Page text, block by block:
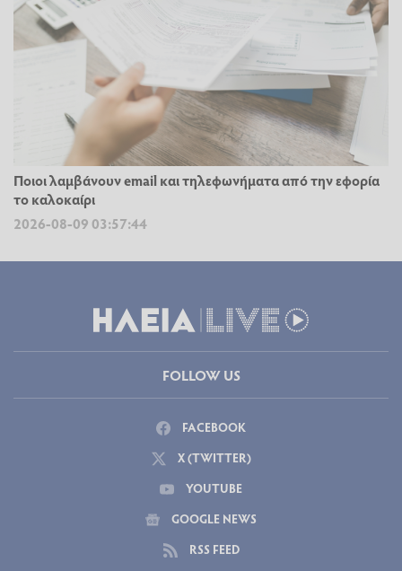
Ποιοι λαμβάνουν email και τηλεφωνήματα από την εφορία
το καλοκαίρι
2026-08-09 03:57:44
FOLLOW US
FACEBOOK
X (TWITTER)
YOUTUBE
GOOGLE NEWS
RSS FEED